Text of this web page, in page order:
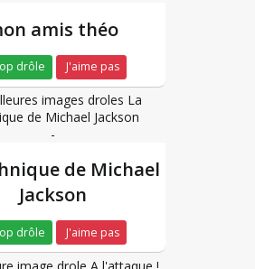
amis théo
drôle J'aime pas
-
de Michael
Jackson
drôle J'aime pas